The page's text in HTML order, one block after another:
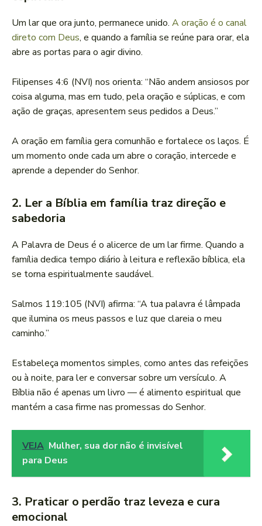
Um lar que ora junto, permanece unido. A oração é o canal
direto com Deus, e quando a família se reúne para orar, ela
abre as portas para o agir divino.
Filipenses 4:6 (NVI) nos orienta: “Não andem ansiosos por
coisa alguma, mas em tudo, pela oração e súplicas, e com
ação de graças, apresentem seus pedidos a Deus.”
A oração em família gera comunhão e fortalece os laços. É
um momento onde cada um abre o coração, intercede e
aprende a depender do Senhor.
2. Ler a Bíblia em família traz direção e
sabedoria
A Palavra de Deus é o alicerce de um lar firme. Quando a
família dedica tempo diário à leitura e reflexão bíblica, ela
se torna espiritualmente saudável.
Salmos 119:105 (NVI) afirma: “A tua palavra é lâmpada
que ilumina os meus passos e luz que clareia o meu
caminho.”
Estabeleça momentos simples, como antes das refeições
ou à noite, para ler e conversar sobre um versículo. A
Bíblia não é apenas um livro — é alimento espiritual que
mantém a casa firme nas promessas do Senhor.
VEJA Mulher, sua dor não é invisível
para Deus
3. Praticar o perdão traz leveza e cura
emocional